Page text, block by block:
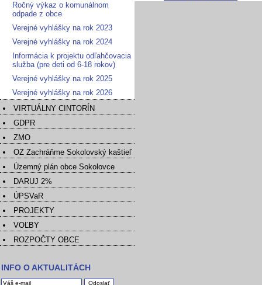
Ročný výkaz o komunálnom
odpade z obce
Verejné vyhlášky na rok 2023
Verejné vyhlášky na rok 2024
Informácia k projektu odľahčovacia
služba (pre deti od 6-18 rokov)
Verejné vyhlášky na rok 2025
Verejné vyhlášky na rok 2026
VIRTUÁLNY CINTORÍN
GDPR
ZMO
OZ Zachráňme Sokolovský kaštieľ
Územný plán obce Sokolovce
DARUJ 2%
ÚPSVaR
PROJEKTY
VOĽBY
ROZPOČTY OBCE
INFO O AKTUALITÁCH